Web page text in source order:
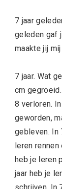
7 jaar
geleden gaf
maakte jij
7 jaar. Wat
cm
8 verloren.
geworden,
gebleven. In
leren
heb je leren
jaar heb je